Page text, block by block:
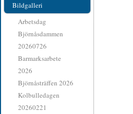
Bildgalleri
Arbetsdag
Björnåsdammen
20260726
Barmarksarbete
2026
Björnåsträffen 2026
Kolbulledagen
20260221